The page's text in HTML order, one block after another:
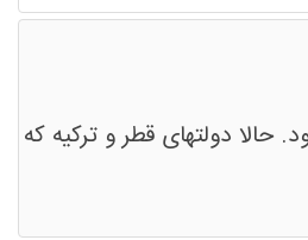
دولتهای قطر و ترکیه که